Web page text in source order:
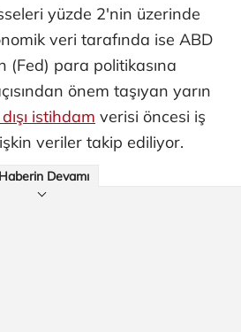
yüzde 2'nin üzerinde
veri tarafında ise ABD
(Fed) para politikasına
önem taşıyan yarın
istihdam verisi öncesi iş
veriler takip ediliyor.
Haberin Devamı